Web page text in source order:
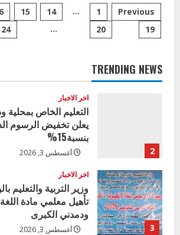
التقويم
الدراسي
توصي
باعتماد
سبتمبر
عام
بداية
العام
الولايات
وينتهي
Posts
pagination
Previous
1
…
14
15
19
20
…
24
TRENDING NEWS
1
اخر الاخبار
وزير التربية بالجزيرة
2
اخر الاخبار
التعليم الخاص بمحلية
يعلن تخفيض الرسوم
بنسبة15%
أغسطس 3, 2026
3
اخر الاخبار
وزير التربية والتعليم
تأهيل معلمي مادة اللغة
ودمدني الكبرى
أغسطس 3, 2026